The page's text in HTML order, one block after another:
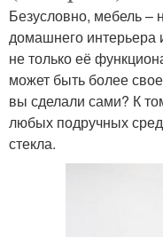
Безусловно, мебель –
домашнего интерьера
не только её
может быть более
вы сделали сами? К
любых подручных
стекла.